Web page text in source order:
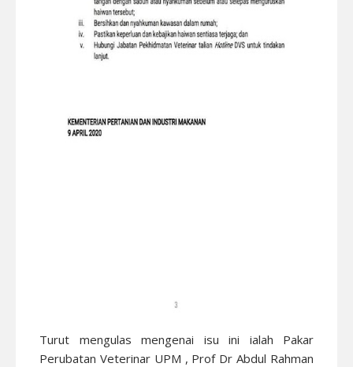
Turut mengulas mengenai isu ini ialah Pakar
Perubatan Veterinar UPM , Prof Dr Abdul Rahman